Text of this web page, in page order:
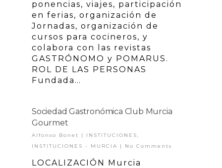
ponencias, viajes, participación
en ferias, organización de
Jornadas, organización de
cursos para cocineros, y
colabora con las revistas
GASTRÓNOMO y POMARUS.
ROL DE LAS PERSONAS
Fundada…
Sociedad Gastronómica Club Murcia
Gourmet
Alfonso Bonet | INSTITUCIONES,
INSTITUCIONES - MURCIA
| No Comments
LOCALIZACIÓN Murcia